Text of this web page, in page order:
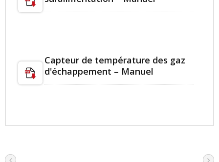
Capteur de température des gaz
d'échappement – Manuel